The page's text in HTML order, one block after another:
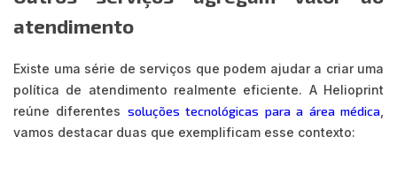
atendimento
Existe uma série de serviços que podem ajudar a criar uma
política de atendimento realmente eficiente. A Helioprint
reúne diferentes soluções tecnológicas para a área médica
vamos destacar duas que exemplificam esse contexto: